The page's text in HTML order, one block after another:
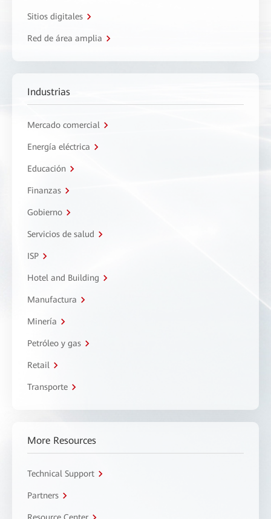
Sitios digitales
Red de área amplia
Industrias
Mercado comercial
Energía eléctrica
Educación
Finanzas
Gobierno
Servicios de salud
ISP
Hotel and Building
Manufactura
Minería
Petróleo y gas
Retail
Transporte
More Resources
Technical Support
Partners